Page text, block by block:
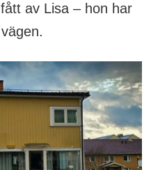
av Lisa – hon har